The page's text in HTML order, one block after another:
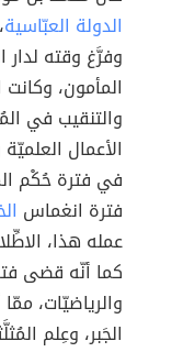
الدولة العبّاسية
وفرَّغ وقته
المأمون،
والتنقيب في
الأعمال
فترة انغماس
عمله هذا،
كما أنّه قضى
والرياضيّات،
الجَبر، وعِلم